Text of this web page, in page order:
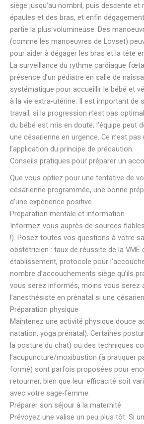
siège jusqu’au nombril, puis descente et
épaules et des bras, et enfin
partie la plus volumineuse. Des
(comme les manoeuvres de Lovset)
pour aider à dégager les bras et la tête
La surveillance du rythme cardiaque
présence d’un pédiatre en salle de
systématique pour accueillir le bébé et
à la vie extra-utérine. Il est important de
travail, si la progression n’est pas
du bébé est mis en doute, l’équipe peut
une césarienne en urgence. Ce n’est
l’application du principe de précaution.
Conseils pratiques pour préparer un
Que vous optiez pour une tentative de
césarienne programmée, une bonne
d’une expérience positive.
Préparation mentale et information
Informez-vous auprès de sources
!). Posez toutes vos questions à votre
obstétricien : taux de réussite de la VME
établissement, protocole pour
nombre d’accouchements siège qu’ils
vous serez informés, moins vous serez
l’anesthésiste en prénatal si une
Préparation physique
Maintenez une activité physique douce
natation, yoga prénatal). Certaines
la posture du chat) ou des techniques
l’acupuncture/moxibustion (à pratiquer
formé) sont parfois proposées pour
retourner, bien que leur efficacité soit
avec votre sage-femme.
Préparer son séjour à la maternité
Prévoyez une valise un peu plus tôt. Si